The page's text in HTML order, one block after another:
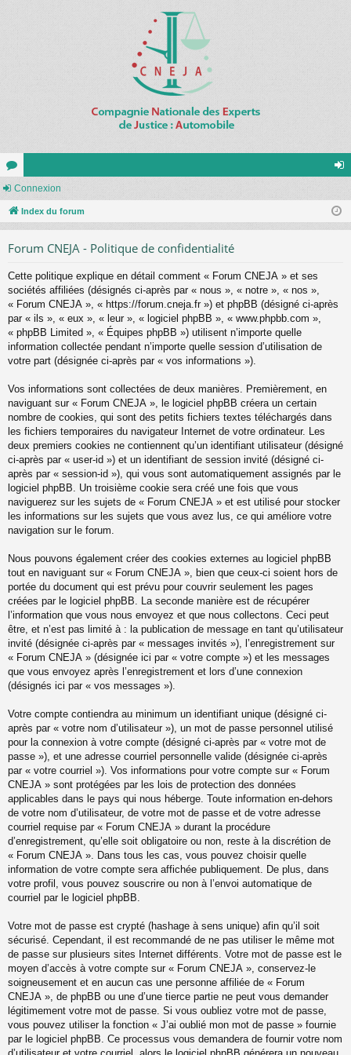
or
u ne
Connexion
Index du forum
Forum CNEJA - Politique de confidentialité
Cette politique explique en détail comment « Forum CNEJA » et ses
sociétés affiliées (désignés ci-après par « nous », « notre », « nos »,
« Forum CNEJA », « https://forum.cneja.fr ») et phpBB (désigné ci-après
par « ils », « eux », « leur », « logiciel phpBB », « www.phpbb.com »,
« phpBB Limited », « Équipes phpBB ») utilisent n’importe quelle
information collectée pendant n’importe quelle session d’utilisation de
votre part (désignée ci-après par « vos informations »).
Vos informations sont collectées de deux manières. Premièrement, en
naviguant sur « Forum CNEJA », le logiciel phpBB créera un certain
nombre de cookies, qui sont des petits fichiers textes téléchargés dans
les fichiers temporaires du navigateur Internet de votre ordinateur. Les
deux premiers cookies ne contiennent qu’un identifiant utilisateur (désigné
ci-après par « user-id ») et un identifiant de session invité (désigné ci-
après par « session-id »), qui vous sont automatiquement assignés par le
logiciel phpBB. Un troisième cookie sera créé une fois que vous
naviguerez sur les sujets de « Forum CNEJA » et est utilisé pour stocker
les informations sur les sujets que vous avez lus, ce qui améliore votre
navigation sur le forum.
Nous pouvons également créer des cookies externes au logiciel phpBB
tout en naviguant sur « Forum CNEJA », bien que ceux-ci soient hors de
portée du document qui est prévu pour couvrir seulement les pages
créées par le logiciel phpBB. La seconde manière est de récupérer
l’information que vous nous envoyez et que nous collectons. Ceci peut
être, et n’est pas limité à : la publication de message en tant qu’utilisateur
invité (désignée ci-après par « messages invités »), l’enregistrement sur
« Forum CNEJA » (désignée ici par « votre compte ») et les messages
que vous envoyez après l’enregistrement et lors d’une connexion
(désignés ici par « vos messages »).
Votre compte contiendra au minimum un identifiant unique (désigné ci-
après par « votre nom d’utilisateur »), un mot de passe personnel utilisé
pour la connexion à votre compte (désigné ci-après par « votre mot de
passe »), et une adresse courriel personnelle valide (désignée ci-après
par « votre courriel »). Vos informations pour votre compte sur « Forum
CNEJA » sont protégées par les lois de protection des données
applicables dans le pays qui nous héberge. Toute information en-dehors
de votre nom d’utilisateur, de votre mot de passe et de votre adresse
courriel requise par « Forum CNEJA » durant la procédure
d’enregistrement, qu’elle soit obligatoire ou non, reste à la discrétion de
« Forum CNEJA ». Dans tous les cas, vous pouvez choisir quelle
information de votre compte sera affichée publiquement. De plus, dans
votre profil, vous pouvez souscrire ou non à l’envoi automatique de
courriel par le logiciel phpBB.
Votre mot de passe est crypté (hashage à sens unique) afin qu’il soit
sécurisé. Cependant, il est recommandé de ne pas utiliser le même mot
de passe sur plusieurs sites Internet différents. Votre mot de passe est le
moyen d’accès à votre compte sur « Forum CNEJA », conservez-le
soigneusement et en aucun cas une personne affiliée de « Forum
CNEJA », de phpBB ou une d’une tierce partie ne peut vous demander
légitimement votre mot de passe. Si vous oubliez votre mot de passe,
vous pouvez utiliser la fonction « J’ai oublié mon mot de passe » fournie
par le logiciel phpBB. Ce processus vous demandera de fournir votre nom
d’utilisateur et votre courriel, alors le logiciel phpBB générera un nouveau